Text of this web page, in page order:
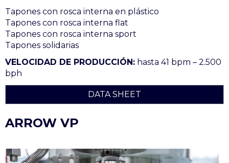
Tapones con rosca interna en plástico
Tapones con rosca interna flat
Tapones con rosca interna sport
Tapones solidarias
VELOCIDAD DE PRODUCCIÓN: hasta 41 bpm – 2.500
bph
DATA SHEET
ARROW VP